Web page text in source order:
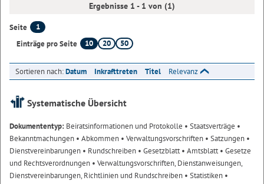
Ergebnisse 1 - 1 von (1)
Seite
1
Einträge pro Seite
10 20 50
Sortieren nach:Datum Inkrafttreten Titel Relevanz
Systematische Übersicht
Dokumententyp: Beiratsinformationen und Protokolle • Staatsverträge •
Bekanntmachungen • Abkommen • Verwaltungsvorschriften • Satzungen •
Dienstvereinbarungen • Rundschreiben • Gesetzblatt• Amtsblatt• Gesetze
und Rechtsverordnungen • Verwaltungsvorschriften, Dienstanweisungen,
Dienstvereinbarungen, Richtlinien und Rundschreiben • Statistiken •